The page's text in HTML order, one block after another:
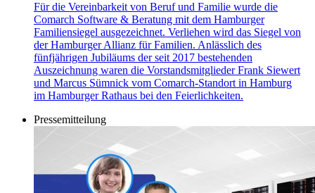
Für die Vereinbarkeit von Beruf und Familie wurde die
Comarch Software & Beratung mit dem Hamburger
Familiensiegel ausgezeichnet. Verliehen wird das Siegel von
der Hamburger Allianz für Familien. Anlässlich des
fünfjährigen Jubiläums der seit 2017 bestehenden
Auszeichnung waren die Vorstandsmitglieder Frank Siewert
und Marcus Sümnick vom Comarch-Standort in Hamburg
im Hamburger Rathaus bei den Feierlichkeiten.
Pressemitteilung